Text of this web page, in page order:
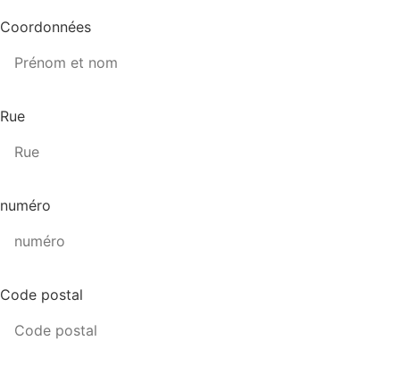
Coordonnées
Rue
numéro
Code postal